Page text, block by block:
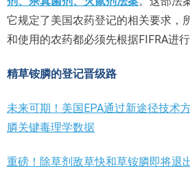
它规定了美国农药登记的相关要求，
和使用的农药都必须先根据FIFRA进行
精草铵膦的登记晋级路
未来可期！美国EPA通过新途径技术
膦关键毒理学数据
重磅！除草剂敌草快和草铵膦即将退